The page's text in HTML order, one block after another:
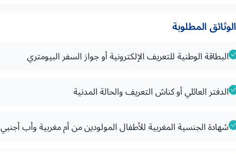
الوثائق المطلوبة
البطاقة الوطنية للتعريف الإلكترونية أو جواز السفر البيومتري
الدفتر العائلي أو كناش التعريف والحالة المدنية
شهادة الجنسية المغربية للأطفال المولودين من أم مغربية وأب أجنبي